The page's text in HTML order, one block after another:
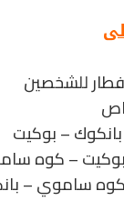
للشخصين
– بوكيت
بوكيت – كوه
ساموي –